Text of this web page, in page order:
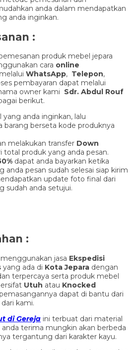
anda dalam mendapatkan
anda inginkan.
:
produk mebel jepara
cara online
WhatsApp, Telepon,
pembayaran dapat melalui
owner kami Sdr. Abdul Rouf
berikut.
anda inginkan, lalu
barang berseta kode produknya
melakukan transfer Down
total produk yang anda pesan.
dapat anda bayarkan ketika
anda pesan sudah selesai siap kirim
update foto final dari
sudah anda setujui.
:
jasa Ekspedisi
yang ada di Kota Jepara dengan
terpercaya serta produk mebel
Utuh atau Knocked
dapat di bantu dari
kami.
di Gereja ini terbuat dari material
anda terima mungkin akan berbeda
tergantung dari karakter kayu.